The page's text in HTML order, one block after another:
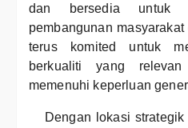
dan bersedia untuk
pembangunan
terus komited untuk
berkualiti yang
memenuhi keperluan
Dengan lokasi